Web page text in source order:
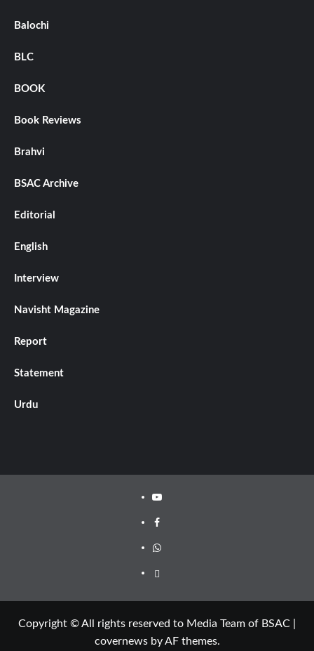
Balochi
BLC
BOOK
Book Reviews
Brahvi
BSAC Archive
Editorial
English
Interview
Navisht Magazine
Report
Statement
Urdu
Copyright © All rights reserved to Media Team of BSAC
covernewsby AF themes.